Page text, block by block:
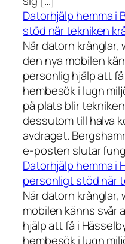
Datorhjälp hemma i
stöd när tekniken
När datorn
den nya mobilen
personlig hjälp att
hembesök i lugn
på plats blir
dessutom till halva
avdraget.
e-posten slutar
Datorhjälp hemma i
personligt stöd när
När datorn
mobilen känns svår
hjälp att få i
hembesök i lugn